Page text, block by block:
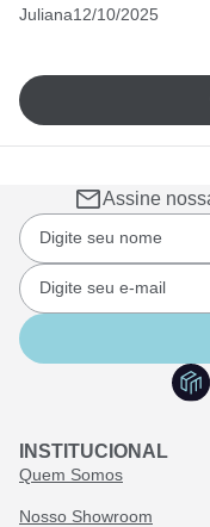
Juliana12/10/2025
Assine
INSTITUCIONAL
Quem Somos
Nosso Showroom